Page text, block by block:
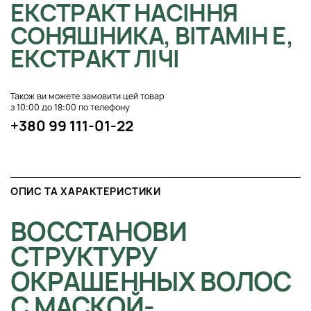
ЕКСТРАКТ НАСІННЯ
СОНЯШНИКА, ВІТАМІН Е,
ЕКСТРАКТ ЛІЧІ
Також ви можете замовити цей товар
з 10:00 до 18:00 по телефону
+380 99 111-01-22
ОПИС ТА ХАРАКТЕРИСТИКИ
ВОССТАНОВИ
СТРУКТУРУ
ОКРАШЕННЫХ ВОЛОС